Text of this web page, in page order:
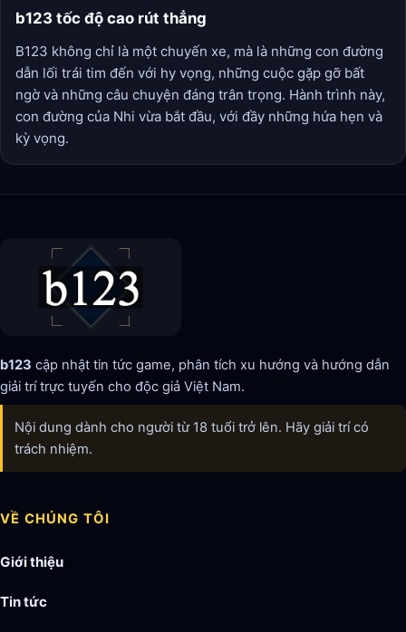
b123 tốc độ cao rút thẳng
B123 không chỉ là một chuyến xe, mà là những con đường
dẫn lối trái tim đến với hy vọng, những cuộc gặp gỡ bất
ngờ và những câu chuyện đáng trân trọng. Hành trình này,
con đường của Nhi vừa bắt đầu, với đầy những hứa hẹn và
kỳ vọng.
b123 cập nhật tin tức game, phân tích xu hướng và hướng dẫn
giải trí trực tuyến cho độc giả Việt Nam.
Nội dung dành cho người từ 18 tuổi trở lên. Hãy giải trí có
trách nhiệm.
VỀ CHÚNG TÔI
Giới thiệu
Tin tức